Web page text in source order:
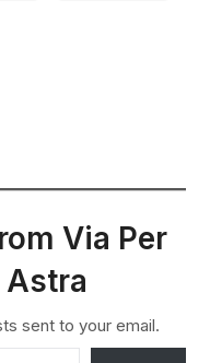
Via Per
sent to your email.